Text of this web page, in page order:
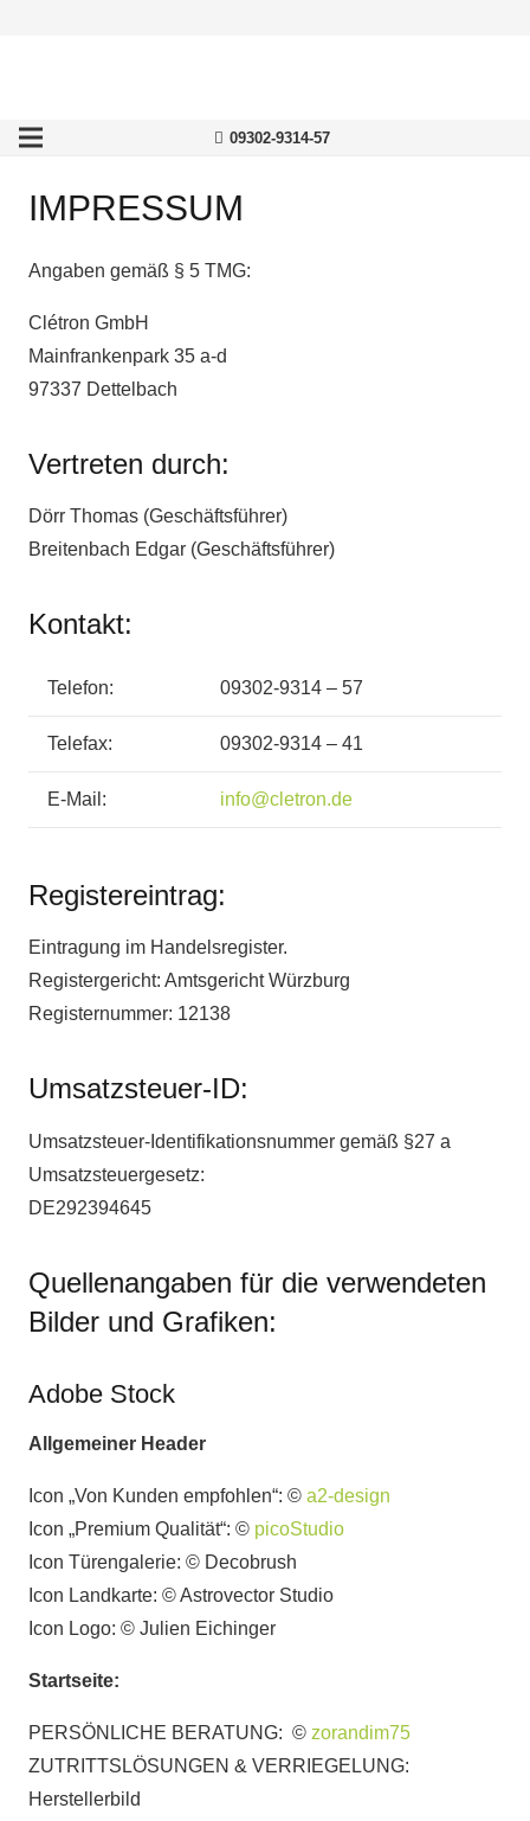
09302-9314-57
IMPRESSUM
Angaben gemäß § 5 TMG:
Clétron GmbH
Mainfrankenpark 35 a-d
97337 Dettelbach
Vertreten durch:
Dörr Thomas (Geschäftsführer)
Breitenbach Edgar (Geschäftsführer)
Kontakt:
Telefon: 09302-9314 – 57
Telefax: 09302-9314 – 41
E-Mail: info@cletron.de
Registereintrag:
Eintragung im Handelsregister.
Registergericht: Amtsgericht Würzburg
Registernummer: 12138
Umsatzsteuer-ID:
Umsatzsteuer-Identifikationsnummer gemäß §27 a
Umsatzsteuergesetz:
DE292394645
Quellenangaben für die verwendeten
Bilder und Grafiken:
Adobe Stock
Allgemeiner Header
Icon „Von Kunden empfohlen“: © a2-design
Icon „Premium Qualität“: © picoStudio
Icon Türengalerie: © Decobrush
Icon Landkarte: © Astrovector Studio
Icon Logo: © Julien Eichinger
Startseite:
PERSÖNLICHE BERATUNG: © zorandim75
ZUTRITTSLÖSUNGEN & VERRIEGELUNG:
Herstellerbild